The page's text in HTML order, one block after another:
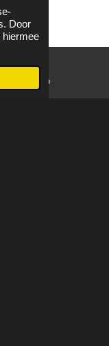
Door
hiermee
WhatsApp